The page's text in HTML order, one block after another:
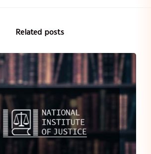
Related posts